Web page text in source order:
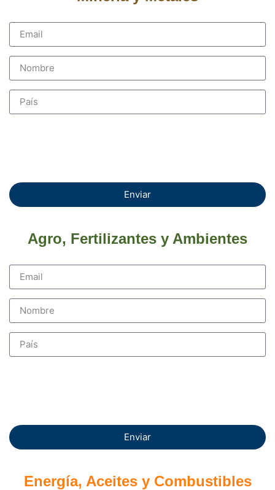
Enviar
Agro, Fertilizantes y Ambientes
Enviar
Energía, Aceites y Combustibles